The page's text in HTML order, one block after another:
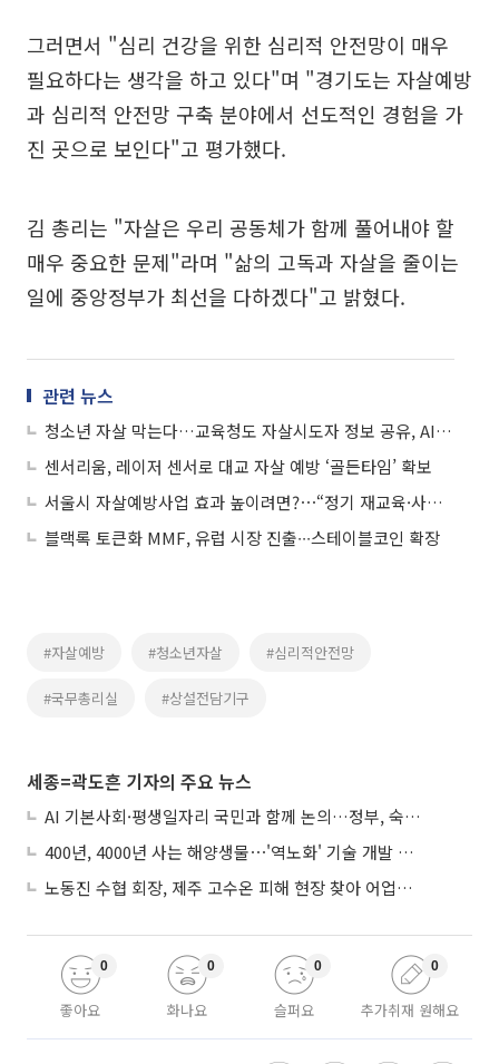
그러면서 "심리 건강을 위한 심리적 안전망이 매우
필요하다는 생각을 하고 있다"며 "경기도는 자살예방
과 심리적 안전망 구축 분야에서 선도적인 경험을 가
진 곳으로 보인다"고 평가했다.
김 총리는 "자살은 우리 공동체가 함께 풀어내야 할
매우 중요한 문제"라며 "삶의 고독과 자살을 줄이는
일에 중앙정부가 최선을 다하겠다"고 밝혔다.
관련 뉴스
청소년 자살 막는다…교육청도 자살시도자 정보 공유, AI로 위기징후 포착
센서리움, 레이저 센서로 대교 자살 예방 ‘골든타임’ 확보
서울시 자살예방사업 효과 높이려면?⋯“정기 재교육·사례관리 전환해야”
블랙록 토큰화 MMF, 유럽 시장 진출∙∙∙스테이블코인 확장
#자살예방 #청소년자살 #심리적안전망
#국무총리실 #상설전담기구
세종=곽도흔 기자의 주요 뉴스
AI 기본사회·평생일자리 국민과 함께 논의…정부, 숙의공론화 착수
400년, 4000년 사는 해양생물⋯'역노화' 기술 개발 추진
노동진 수협 회장, 제주 고수온 피해 현장 찾아 어업인 지원 점검
좋아요
0
화나요
0
슬퍼요
0
추가취재 원해요
0